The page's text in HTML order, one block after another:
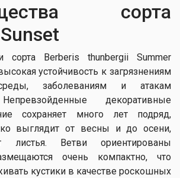
сорта
сорта Berberis thunbergii Summer
устойчивость к загрязнениям
заболеваниям и атакам
декоративные
сохраняет много лет подряд,
выглядит от весны и до осени,
листья. Ветви ориентированы
очень компактно, что
кустики в качестве роскошных